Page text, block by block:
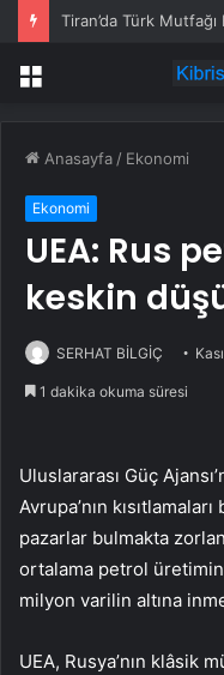
Tiran’da Türk Mutfağı
Menü
Anasayfa / Ekonomi
Ekonomi
UEA: Rus
keskin
SERHAT BİLGİÇ
1 dakika okuma süresi
Uluslararası Güç
Avrupa’nın
pazarlar bulmakta
ortalama petrol
milyon varilin altına
UEA, Rusya’nın klâsik